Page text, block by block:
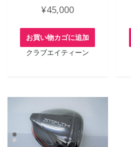
¥45,000
お買い物カゴに追加
クラブエイティーン